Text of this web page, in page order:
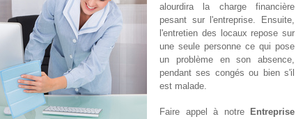
alourdira la charge financière
pesant sur l'entreprise. Ensuite,
l'entretien des locaux repose sur
une seule personne ce qui pose
un problème en son absence,
pendant ses congés ou bien s'il
est malade.
Faire appel à notre
Entreprise